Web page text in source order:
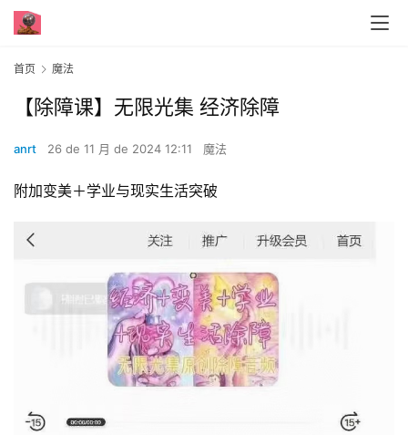
首页 魔法
【除障课】无限光集 经济除障
anrt 26 de 11 月 de 2024 12:11 魔法
附加变美＋学业与现实生活突破